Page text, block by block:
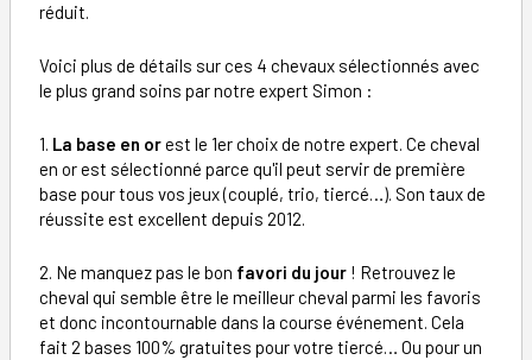
réduit.
Voici plus de détails sur ces 4 chevaux sélectionnés avec
le plus grand soins par notre expert Simon :
1. La base en orest le 1er choix de notre expert. Ce cheval
en or est sélectionné parce qu'il peut servir de première
base pour tous vos jeux (couplé, trio, tiercé…). Son taux de
réussite est excellent depuis 2012.
2. Ne manquez pas le bon favori du jour ! Retrouvez le
cheval qui semble être le meilleur cheval parmi les favoris
et donc incontournable dans la course événement. Cela
fait 2 bases 100% gratuites pour votre tiercé… Ou pour un